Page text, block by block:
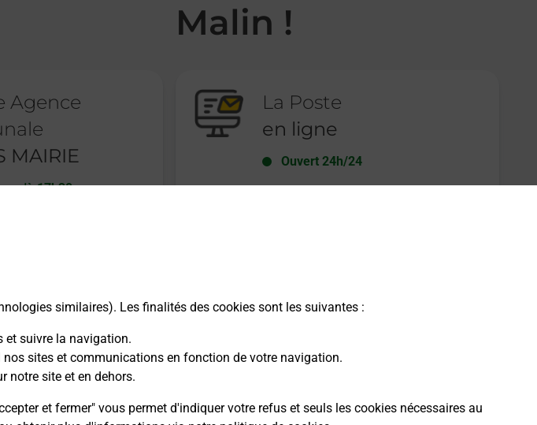
similaires). Les finalités des cookies sont les suivantes :
et suivre la navigation.
sites et communications en fonction de votre navigation.
notre site et en dehors.
et fermer" vous permet d'indiquer votre refus et seuls les cookies nécessaires au
Agence
MAIRIE
17h30
Malin !
La Poste
en ligne
Ouvert 24h/24